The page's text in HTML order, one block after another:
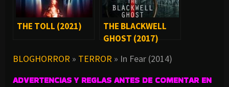
THE TOLL (2021)
THE BLACKWELL
GHOST (2017)
BLOGHORROR » TERROR » In Fear (2014)
ADVERTENCIAS Y REGLAS ANTES DE COMENTAR EN